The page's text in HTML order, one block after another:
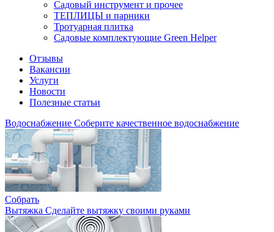
Садовый инструмент и прочее
ТЕПЛИЦЫ и парники
Тротуарная плитка
Садовые комплектующие Green Helper
Отзывы
Вакансии
Услуги
Новости
Полезные статьи
Водоснабжение Соберите качественное водоснабжение
Собрать
Вытяжка Сделайте вытяжку своими руками